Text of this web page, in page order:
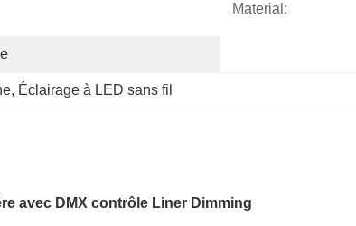
Material:
, Éclairage à LED sans fil
avec DMX contrôle Liner Dimming